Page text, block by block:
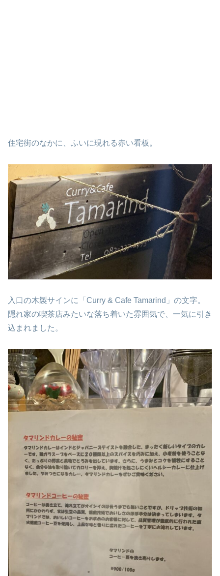
住宅街のなかに、ふいに現れる赤い看板。
入口の木製サインに「Curry & Cafe Tamarind」の文字。
隠れ家の喫茶店みたいな落ち着いた雰囲気で、一気に引き
込まれました。